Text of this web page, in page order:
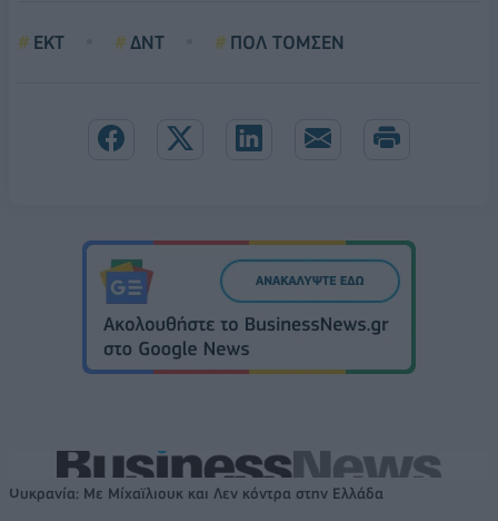
ΕΚΤ ΔΝΤ ΠΟΛ ΤΟΜΣΕΝ
Ουκρανία: Με Μίχαϊλιουκ και Λεν κόντρα στην Ελλάδα